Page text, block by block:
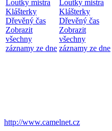
Loutky mistra
Klášterky
Dřevěný čas
Zobrazit
všechny
záznamy ze dne
Loutky mistra
Klášterky
Dřevěný čas
Zobrazit
všechny
záznamy ze dne
http://www.camelnet.cz